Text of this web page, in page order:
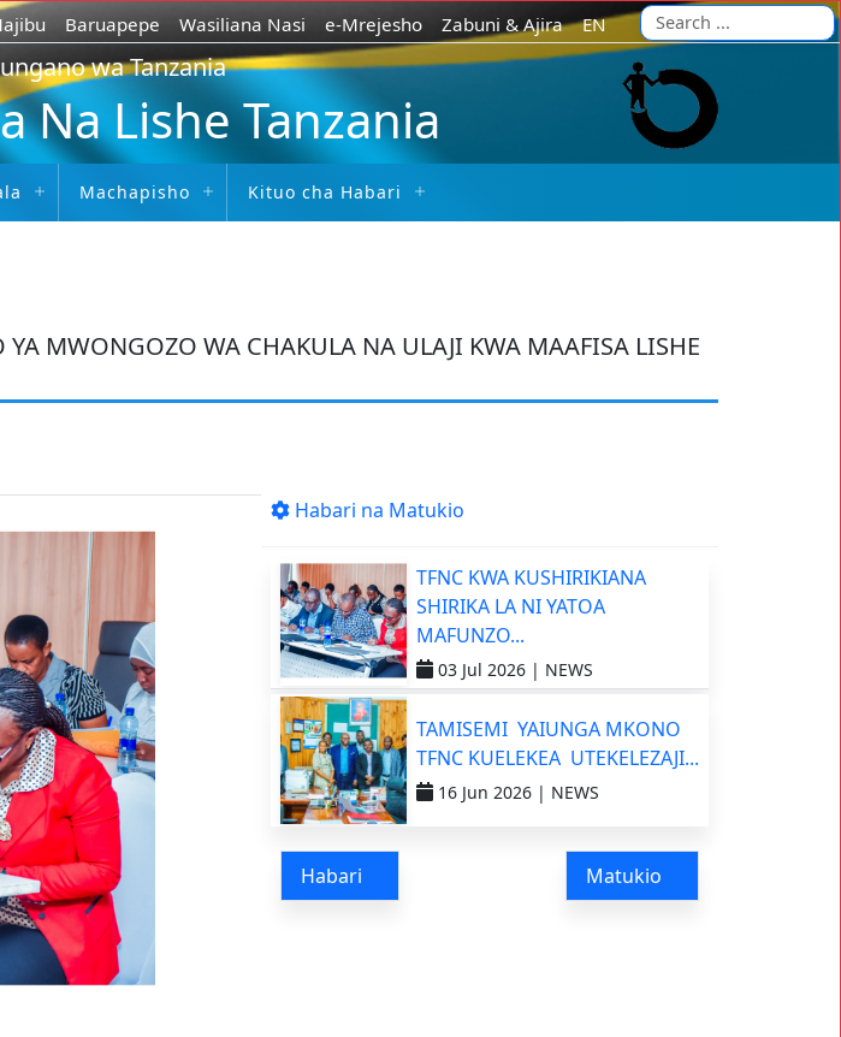
Baruapepe Wasiliana Nasi e-Mrejesho Zabuni & Ajira EN
wa Tanzania
Na Lishe Tanzania
Machapisho Kituo cha Habari
MWONGOZO WA CHAKULA NA ULAJI KWA MAAFISA LISHE
Habari na Matukio
TFNC KWA KUSHIRIKIANA
SHIRIKA LA NI YATOA
MAFUNZO...
03 Jul 2026 | NEWS
TAMISEMI YAIUNGA MKONO
TFNC KUELEKEA UTEKELEZAJI...
16 Jun 2026 | NEWS
Habari Matukio